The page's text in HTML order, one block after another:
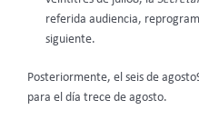
referida audiencia,
siguiente.
Posteriormente, el seis de
para el día trece de agosto.